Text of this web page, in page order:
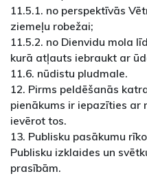
11.5.1. no perspektīvās
ziemeļu robežai;
11.5.2. no Dienvidu mola
kurā atļauts iebraukt ar
11.6. nūdistu pludmale.
12. Pirms peldēšanās
pienākums ir iepazīties ar
ievērot tos.
13. Publisku pasākumu
Publisku izklaides un
prasībām.